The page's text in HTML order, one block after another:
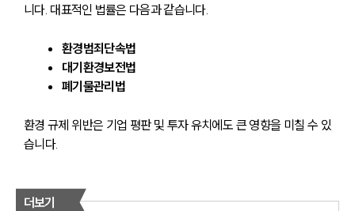
니다. 대표적인 법률은 다음과 같습니다.
환경범죄단속법
대기환경보전법
폐기물관리법
환경 규제 위반은 기업 평판 및 투자 유치에도 큰 영향을 미칠 수 있
습니다.
더보기